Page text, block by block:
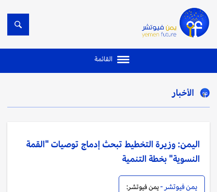
القائمة
الأخبار
اليمن: وزيرة التخطيط تبحث إدماج توصيات "القمة
النسوية" بخطة التنمية
يمن فيوتشر -يمن فيوتشر: